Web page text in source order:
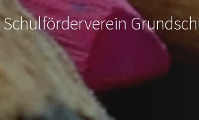
Schulförderverein